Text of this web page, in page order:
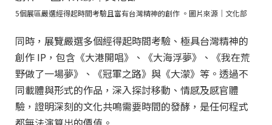
5個展區嚴選經得起時間考驗且富有台灣精神的創作 。圖片來源｜文化部
同時，展覽嚴選多個經得起時間考驗、極具台灣精神的
創作 IP，包含《大港開唱》、《大海浮夢》、《我在荒
野做了一場夢》、《冠軍之路》與《大濛》等。透過不
同載體與形式的作品，深入探討移動、情感及感官體
驗，證明深刻的文化共鳴需要時間的發酵，是任何程式